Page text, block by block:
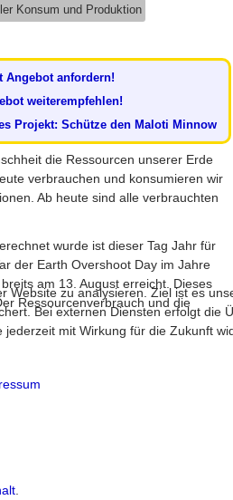
Konsum und Produktion
Angebot anfordern!
weiterempfehlen!
Projekt: Schütze den Maloti Minnow
die Ressourcen unserer Erde
verbrauchen und konsumieren wir
Ab heute sind alle verbrauchten
wurde ist dieser Tag Jahr für
der Earth Overshoot Day im Jahre
am 13. August erreicht. Dieses
Ressourcenverbrauch und die
.
zu analysieren. Ziel ist es
Bei externen Diensten erfolgt die
mit Wirkung für die Zukunft